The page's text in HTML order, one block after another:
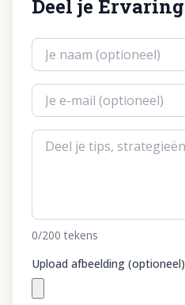
Deel je Ervaring
0/200 tekens
Upload afbeelding (optioneel)